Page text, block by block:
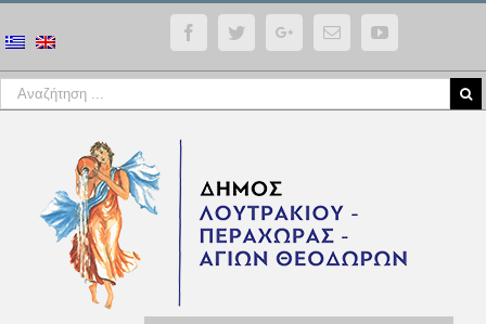
FacebookTwitterGoogle+Email YouTube